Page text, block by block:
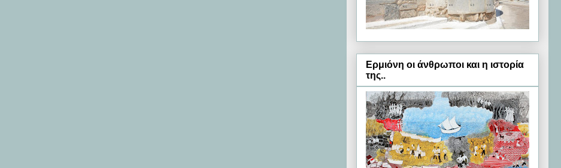
Ερμιόνη oι άνθρωποι και η ιστορία
της..